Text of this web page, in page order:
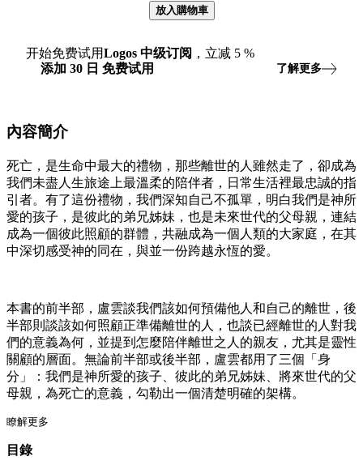
放入購物車
开始免费试用Logos 中级订阅 ，立减 5 %
添加 30 日 免费试用 了解更多
內容簡介
死亡，是生命中最大的禮物，那些離世的人雖然走了，卻成為
我們未盡人生旅途上最溫柔的陪伴者，日常生活裡最忠誠的指
引者。有了這份禮物，我們深知自己不孤單，明白我們是神所
愛的孩子，是彼此的弟兄姊妹，也是未來世代的父母親，連結
成為一個彼此照顧的群體，共融成為一個人類的大家庭，在其
中深切感受神的同在，與並一份跨越永恆的愛。
本書的前半部，盧雲談我們該如何預備他人和自己的離世，後
半部則談該如何照顧正準備離世的人，也談已經離世的人對我
們的意義為何，並提到怎麼陪伴離世之人的親友，尤其是靈性
關顧的層面。無論前半部或後半部，盧雲都用了三個「身
分」：我們是神所愛的孩子、彼此的弟兄姊妹、將來世代的父
母親，為死亡的意義，勾勒出一個清楚明確的架構。
瞭解更多
目錄